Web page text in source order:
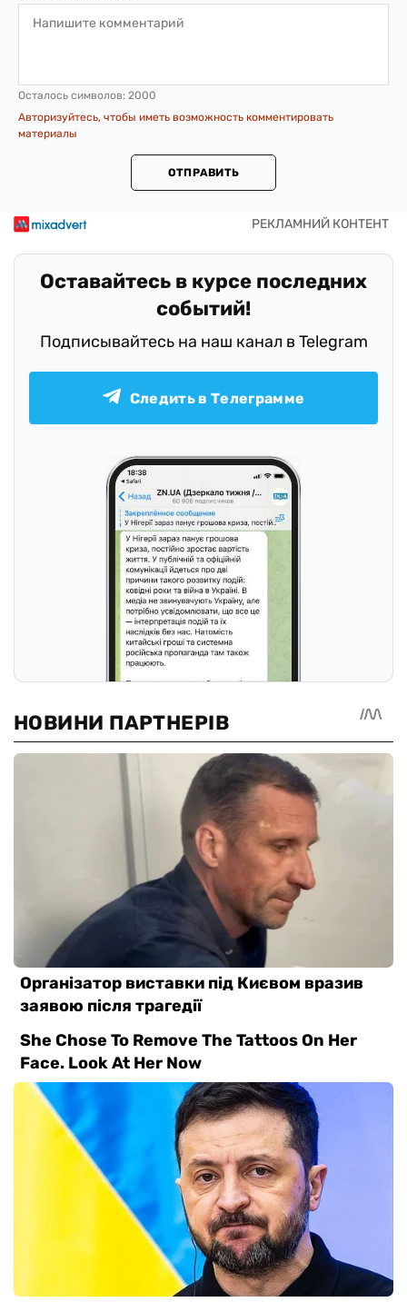
Осталось символов: 2000
Авторизуйтесь, чтобы иметь возможность комментировать
материалы
ОТПРАВИТЬ
Оставайтесь в курсе последних
событий!
Подписывайтесь на наш канал в Telegram
Следить в Телеграмме